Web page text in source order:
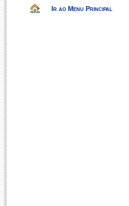
Ir ao Menu Principal